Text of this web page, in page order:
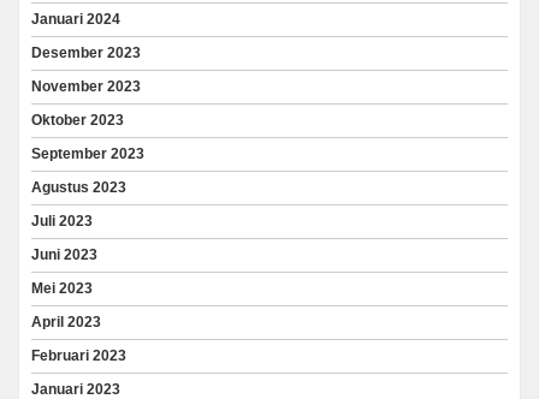
Januari 2024
Desember 2023
November 2023
Oktober 2023
September 2023
Agustus 2023
Juli 2023
Juni 2023
Mei 2023
April 2023
Februari 2023
Januari 2023